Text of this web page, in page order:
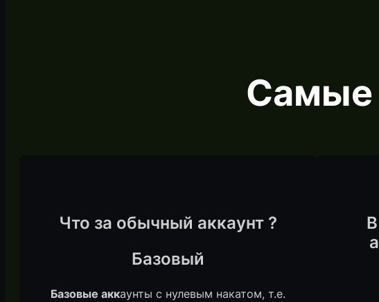
Самые
Что за обычный аккаунт ?
Базовый
Базовые аккаунты с нулевым накатом, т.е.